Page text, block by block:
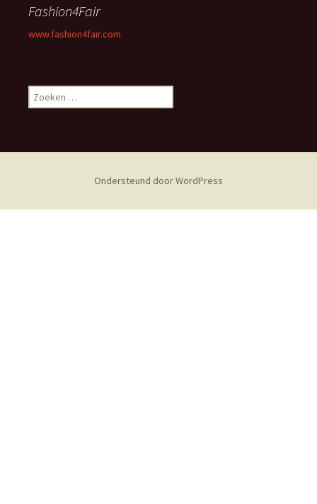
Fashion4Fair
www.fashion4fair.com
Zoeken
naar:
Ondersteund door WordPress